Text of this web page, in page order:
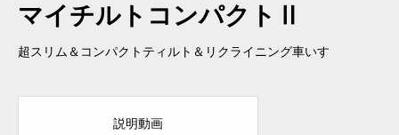
マイチルトコンパクトⅡ
超スリム＆コンパクトティルト＆リクライニング車いす
説明動画